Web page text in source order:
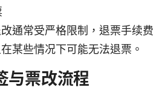
通常受严格限制，退票手续费
某些情况下可能无法退票。
与票改流程